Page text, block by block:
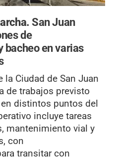
San Juan
de
bacheo en varias
Ciudad de San Juan
de trabajos previsto
distintos puntos del
incluye tareas
mantenimiento vial y
con
transitar con